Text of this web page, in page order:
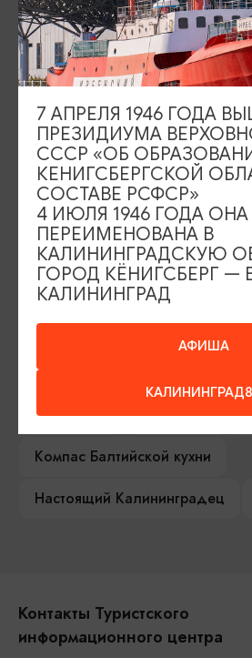
Кирха Рудау. Парк-Музей
Зеленоградск, пос.
Центральная
ИЩИТЕ ТАКЖЕ НА
Серебряное ожерелье
Туры и экскурсии
Афиша
Сувениры
Гостевая книга
Гиды и экскурсоводы
Достопримечательности
Рестораны
Гостиницы
Компас Балтийской кухни
Настоящий Калининградец
Контакты Туристского
информационного центра
АФИША
7 АПРЕЛЯ 1946 ГОДА
ПРЕЗИДИУМА
СССР «ОБ
КЕНИГСБЕРГСКОЙ
СОСТАВЕ РСФСР»
4 ИЮЛЯ 1946 ГОДА
ПЕРЕИМЕНОВАНА В
КАЛИНИНГРАДСКУЮ
ГОРОД КЁНИГСБЕРГ —
КАЛИНИНГРАД